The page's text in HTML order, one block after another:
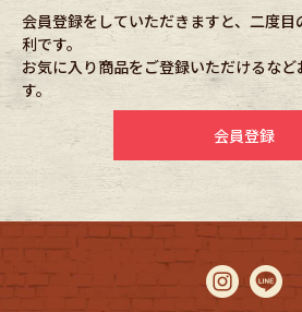
Fafatt
小物・アクセサリー
Eye Wear
Accessory
会員登録をしていただきますと、二度目
利です。
お気に入り商品をご登録いただけるな
す。
会員登録